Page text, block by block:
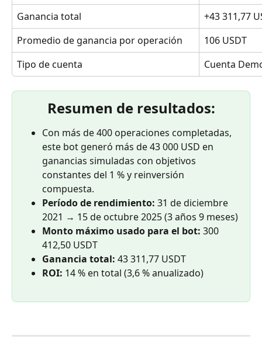
Ganancia total
+43 311,77
Promedio de ganancia por operación
106 USDT
Tipo de cuenta
Cuenta
Resumen de resultados:
Con más de 400 operaciones completadas,
este bot generó más de 43 000 USD en
ganancias simuladas con objetivos
constantes del 1 % y reinversión
compuesta.
Período de rendimiento: 31 de diciembre
2021 → 15 de octubre 2025 (3 años 9 meses)
Monto máximo usado para el bot: 300
412,50 USDT
Ganancia total: 43 311,77 USDT
ROI: 14 % en total (3,6 % anualizado)